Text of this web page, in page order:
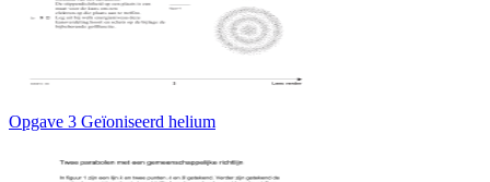
Opgave 3 Geïoniseerd helium